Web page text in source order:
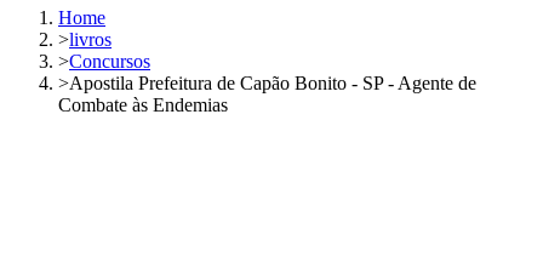
Home
>livros
>Concursos
>Apostila Prefeitura de Capão Bonito - SP - Agente de
Combate às Endemias